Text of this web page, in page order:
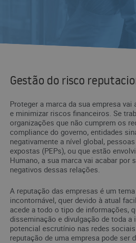
Gestão do risco
Proteger a marca da sua empresa
e minimizar riscos financeiros. Se
organizações que não cumprem os
compliance do governo, entidades
negativamente a nível global,
expostas (PEPs), ou que estão
Humano, a sua marca vai acabar por
negativos dessas relações.
A reputação das empresas é um
incontornável, quer devido à atual
acede a todo o tipo de informações,
disseminação e divulgação de toda
potencial escrutínio nas redes
reputação de uma empresa pode ser